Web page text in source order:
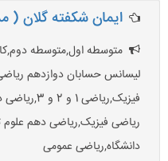
ایمان شکفته گلان
متوسطه اول,متوسطه
لیسانس حسابان دوازدهم
دانشگاه,ریاضی عمومی